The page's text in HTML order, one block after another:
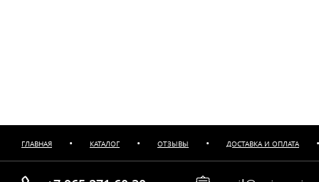
ГЛАВНАЯ • КАТАЛОГ • ОТЗЫВЫ • ДОСТАВКА И ОПЛАТА •